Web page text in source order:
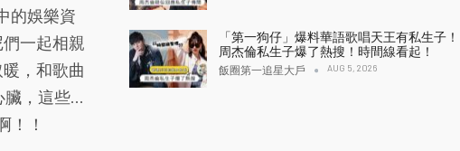
的娛樂資
一起相親
，和歌曲
，這些...
！！
「第一狗仔」爆料華語歌唱天王有私生子！
周杰倫私生子爆了熱搜！時間線看起！
飯圈第一追星大戶 AUG 5, 2026